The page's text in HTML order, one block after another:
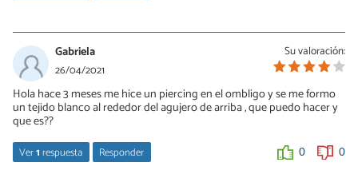
01/09/2021
Si esta infectado
0
Su valoración:
Gabriela
26/04/2021
Hola hace 3 meses me hice un piercing en el ombligo y se me formo
un tejido blanco al rededor del agujero de arriba , que puedo hacer y
que es??
Ver1respuesta Responder 0 0